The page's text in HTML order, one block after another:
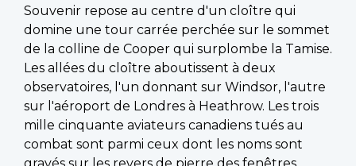
Souvenir repose au centre d'un cloître qui
domine une tour carrée perchée sur le sommet
de la colline de Cooper qui surplombe la Tamise.
Les allées du cloître aboutissent à deux
observatoires, l'un donnant sur Windsor, l'autre
sur l'aéroport de Londres à Heathrow. Les trois
mille cinquante aviateurs canadiens tués au
combat sont parmi ceux dont les noms sont
gravés sur les revers de pierre des fenêtres